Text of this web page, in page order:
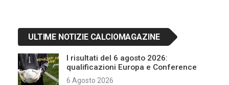
ULTIME NOTIZIE CALCIOMAGAZINE
I risultati del 6 agosto 2026:
qualificazioni Europa e Conference
6 Agosto 2026